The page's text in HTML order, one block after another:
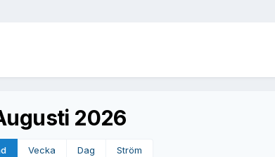
2026
Vecka Dag Ström